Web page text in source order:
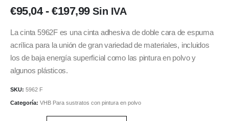
€95,04 - €197,99 Sin IVA
La cinta 5962F es una cinta adhesiva de doble cara de espuma
acrílica para la unión de gran variedad de materiales, incluidos
los de baja energía superficial como las pintura en polvo y
algunos plásticos.
SKU: 5962 F
Categoría: VHB Para sustratos con pintura en polvo